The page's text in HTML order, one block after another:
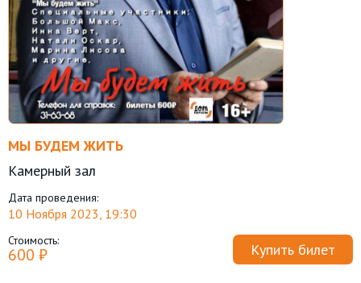
МЫ БУДЕМ ЖИТЬ
Камерный зал
Дата проведения:
10 Ноября 2023, 19:30
Стоимость:
600 ₽ Купить билет